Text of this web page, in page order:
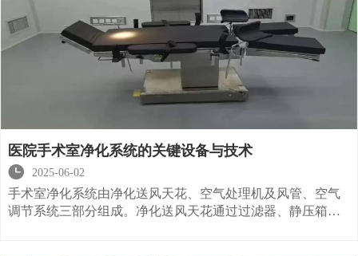
医院手术室净化系统的关键设备与技术

2025-06-02
手术室净化系统由净化送风天花、空气处理机及风管、空气
调节系统三部分组成。净化送风天花通过过滤器、静压箱和